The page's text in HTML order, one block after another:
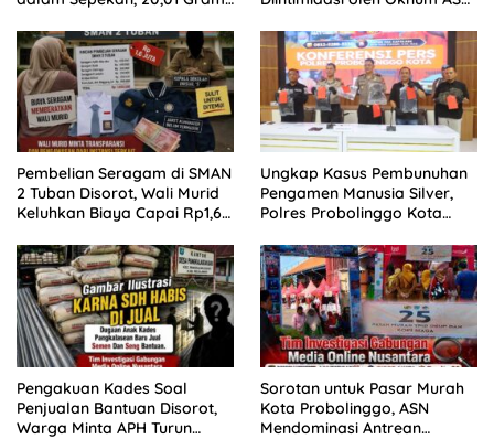
Tempuh Jalur Hukum
Pembelian Seragam di SMAN
2 Tuban Disorot, Wali Murid
Keluhkan Biaya Capai Rp1,6
Ungkap Kasus Pembunuhan
Pengamen Manusia Silver,
Polres Probolinggo Kota
Pengakuan Kades Soal
Penjualan Bantuan Disorot,
Warga Minta APH Turun
Sorotan untuk Pasar Murah
Kota Probolinggo, ASN
Mendominasi Antrean